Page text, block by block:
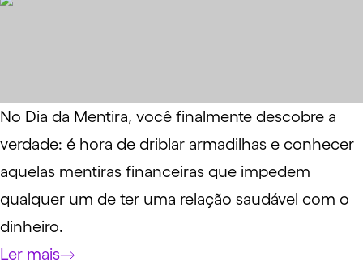
No Dia da Mentira, você finalmente descobre a
verdade: é hora de driblar armadilhas e conhecer
aquelas mentiras financeiras que impedem
qualquer um de ter uma relação saudável com o
dinheiro.
Ler mais